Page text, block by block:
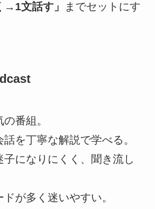
→1文話す」
までセットにす
番組。
を丁寧な解説で学べる。
子になりにくく、聞き流し
が多く迷いやすい。